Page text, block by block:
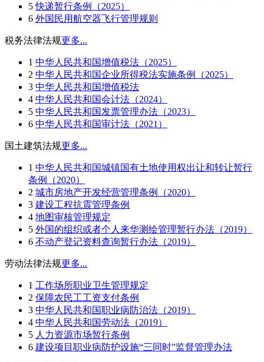
5 快递暂行条例（2025）
6 外国民用航空器飞行管理规则
税务法律法规更多...
1 中华人民共和国增值税法（2025）
2 中华人民共和国企业所得税法实施条例（2025）
3 中华人民共和国增值税法
4 中华人民共和国会计法（2024）
5 中华人民共和国发票管理办法（2023）
6 中华人民共和国审计法（2021）
国土建筑法规更多...
1 中华人民共和国城镇国有土地使用权出让和转让暂行
条例（2020）
2 城市房地产开发经营管理条例（2020）
3 建设工程抗震管理条例
4 地图审核管理规定
5 外国的组织或者个人来华测绘管理暂行办法（2019）
6 不动产登记资料查询暂行办法（2019）
劳动法律法规更多...
1 工作场所职业卫生管理规定
2 保障农民工工资支付条例
3 中华人民共和国职业病防治法（2019）
4 中华人民共和国劳动法（2019）
5 人力资源市场暂行条例
6 建设项目职业病防护设施“三同时”监督管理办法